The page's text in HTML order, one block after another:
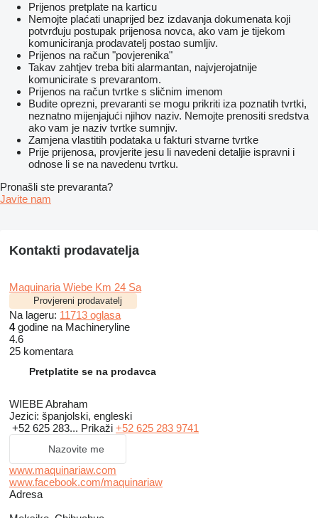
Prijenos pretplate na karticu
Nemojte plaćati unaprijed bez izdavanja dokumenata koji
potvrđuju postupak prijenosa novca, ako vam je tijekom
komuniciranja prodavatelj postao sumljiv.
Prijenos na račun "povjerenika"
Takav zahtjev treba biti alarmantan, najvjerojatnije
komunicirate s prevarantom.
Prijenos na račun tvrtke s sličnim imenom
Budite oprezni, prevaranti se mogu prikriti iza poznatih tvrtki,
neznatno mijenjajući njihov naziv. Nemojte prenositi sredstva
ako vam je naziv tvrtke sumnjiv.
Zamjena vlastitih podataka u fakturi stvarne tvrtke
Prije prijenosa, provjerite jesu li navedeni detaljie ispravni i
odnose li se na navedenu tvrtku.
Pronašli ste prevaranta?
Javite nam
Kontakti prodavatelja
Maquinaria Wiebe Km 24 Sa
Provjereni prodavatelj
Na lageru: 11713 oglasa
4godine na Machineryline
4.6
25 komentara
Pretplatite se na prodavca
WIEBE Abraham
Jezici: španjolski, engleski
+52 625 283... Prikaži +52 625 283 9741
Nazovite me
www.maquinariaw.com
www.facebook.com/maquinariaw
Adresa